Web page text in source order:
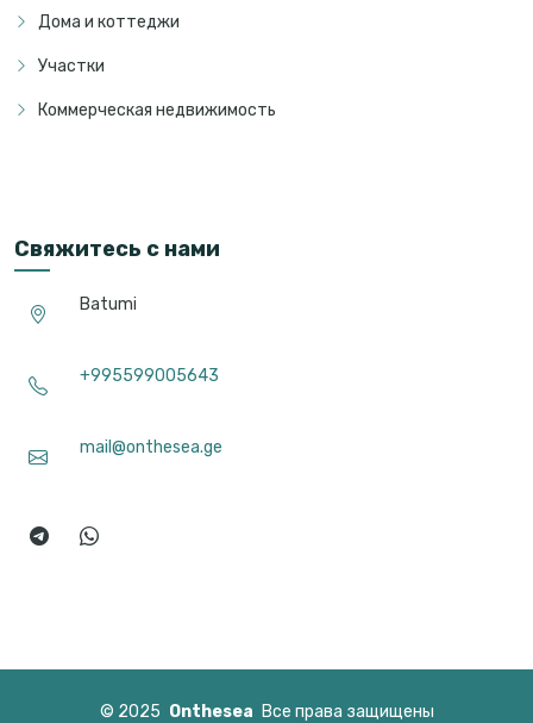
Дома и коттеджи
Участки
Коммерческая недвижимость
Свяжитесь с нами
Batumi
+995599005643
mail@onthesea.ge
© 2025 Onthesea Все права защищены